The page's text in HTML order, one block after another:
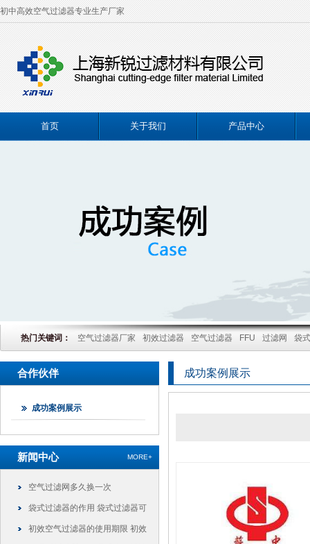
初中高效空气过滤器专业生产厂家
首页 关于我们 产品中心
热门关键词： 空气过滤器厂家 初效过滤器 空气过滤器 FFU 过滤网 袋
合作伙伴
成功案例展示
新闻中心 MORE+
空气过滤网多久换一次
袋式过滤器的作用 袋式过滤器可
以干什么
初效空气过滤器的使用期限 初效
成功案例展示